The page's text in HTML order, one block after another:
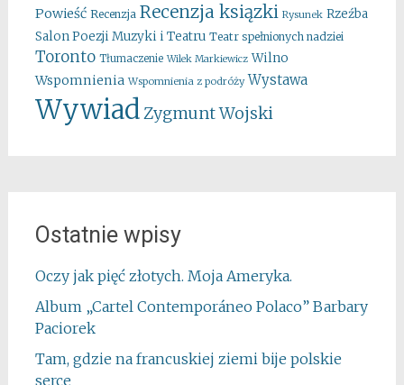
Powieść Recenzja Recenzja ksiązki Rysunek Rzeźba
Salon Poezji Muzyki i Teatru Teatr spełnionych nadziei
Toronto Tłumaczenie Wilek Markiewicz Wilno
Wspomnienia Wspomnienia z podróży Wystawa
WywiadZygmunt Wojski
Ostatnie wpisy
Oczy jak pięć złotych. Moja Ameryka.
Album „Cartel Contemporáneo Polaco” Barbary
Paciorek
Tam, gdzie na francuskiej ziemi bije polskie
serce